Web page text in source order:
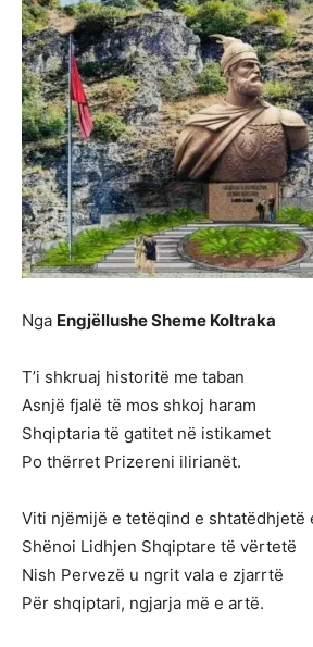
Nga Engjëllushe Sheme Koltraka
T’i shkruaj historitë me taban
Asnjë fjalë të mos shkoj haram
Shqiptaria të gatitet në istikamet
Po thërret Prizereni ilirianët.
Viti njëmijë e tetëqind e shtatëdhjetë
Shënoi Lidhjen Shqiptare të vërtetë
Nish Pervezë u ngrit vala e zjarrtë
Për shqiptari, ngjarja më e artë.